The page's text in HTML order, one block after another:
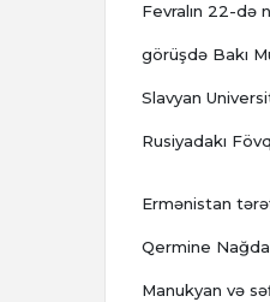
Fevralın 22-də
görüşdə Bakı
Slavyan
Rusiyadakı
Ermənistan
Qermine
Manukyan və